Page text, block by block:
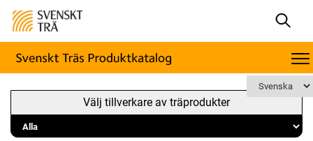
Välj tillverkare av träprodukter